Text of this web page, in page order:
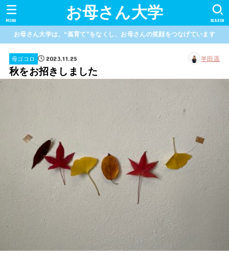
お母さん大学 SEARCH
MENU
お母さん大学は、“孤育て”をなくし、お母さんの笑顔をつなげています
母ゴコロ 2023.11.25 半田遥
秋をお招きしました